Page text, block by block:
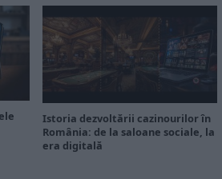
Istoria dezvoltării cazinourilor în
România: de la saloane sociale, la
era digitală